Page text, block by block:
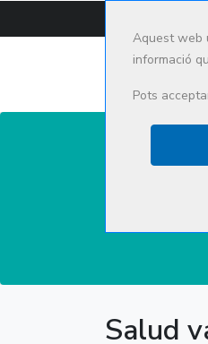
Aquest web
informació
Pots
Salud